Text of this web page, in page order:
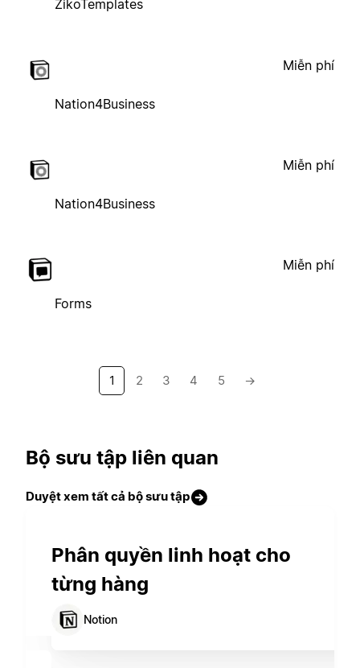
ZikoTemplates
Nation4Business
Miễn phí
Nation4Business
Miễn phí
Forms
Miễn phí
1 2 3 4 5 →
Bộ sưu tập liên quan
Duyệt xem tất cả bộ sưu tập
Phân quyền linh hoạt cho
từng hàng
Notion